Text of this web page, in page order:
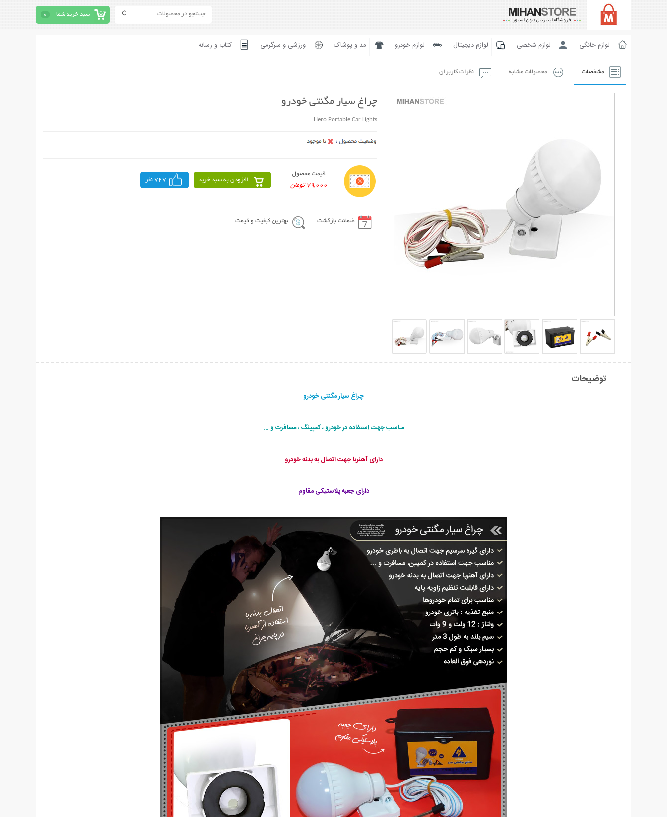
سبد خرید شما 0
لوازم خانگی لوازم شخصی لوازم دیجیتال لوازم خودرو مد و پوشاک ورزشی و سرگرمی کتاب و رسانه
مشخصات محصولات مشابه نظرات کاربران
چراغ سیار مگنتی خودرو
Hero Portable Car Lights
قیمت محصول
79,000 تومان
افزودن به سبد خرید 727 نفر
ضمانت بازگشت بهترین کیفیت و قیمت
توضیحات
چراغ سیار مگنتی خودرو
مناسب جهت استفاده در خودرو ، کمپینگ ، مسافرت و ...
دارای آهنربا جهت اتصال به بدنه خودرو
دارای جعبه پلاستیکی مقاوم